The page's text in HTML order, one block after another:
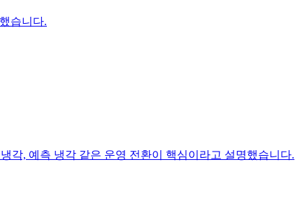
습니다.
각, 예측 냉각 같은 운영 전환이 핵심이라고 설명했습니다.